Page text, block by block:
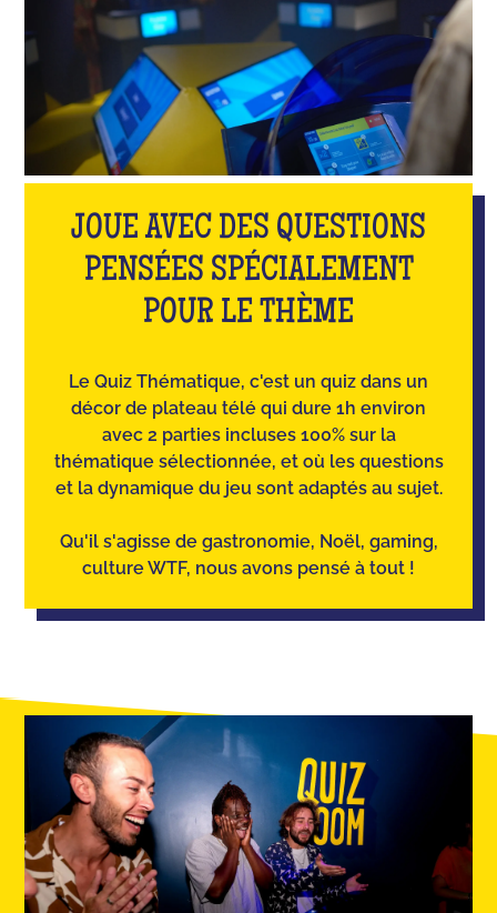
JOUE AVEC DES QUESTIONS
PENSÉES SPÉCIALEMENT
POUR LE THÈME
Le Quiz Thématique, c'est un quiz dans un
décor de plateau télé qui dure 1h environ
avec 2 parties incluses 100% sur la
thématique sélectionnée, et où les questions
et la dynamique du jeu sont adaptés au sujet.
Qu'il s'agisse de gastronomie, Noël, gaming,
culture WTF, nous avons pensé à tout !